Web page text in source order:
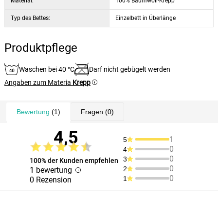
Typ des Bettes: Einzelbett in Überlänge
Produktpflege
Waschen bei 40 °C
Darf nicht gebügelt werden
Angaben zum Materia Krepp
Bewertung (1) Fragen (0)
4,5
100% der Kunden empfehlen
1 bewertung
0 Rezension
5 1
4 0
3 0
2 0
1 0